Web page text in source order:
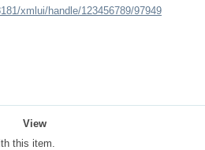
xmlui/handle/123456789/97949
View
this item.